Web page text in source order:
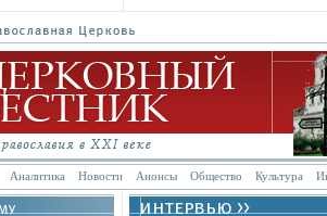
Аналитика Новости Анонсы Общество Культура